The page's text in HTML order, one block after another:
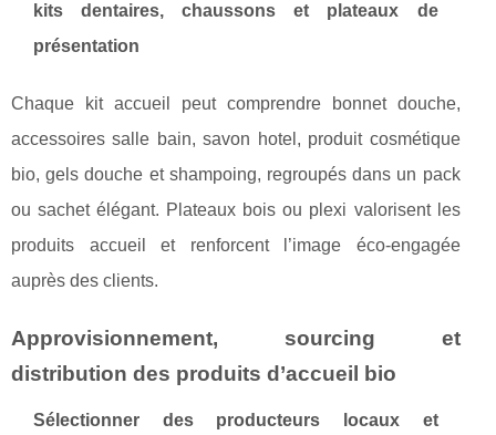
kits dentaires, chaussons et plateaux de
présentation
Chaque kit accueil peut comprendre bonnet douche,
accessoires salle bain, savon hotel, produit cosmétique
bio, gels douche et shampoing, regroupés dans un pack
ou sachet élégant. Plateaux bois ou plexi valorisent les
produits accueil et renforcent l’image éco-engagée
auprès des clients.
Approvisionnement, sourcing et
distribution des produits d’accueil bio
Sélectionner des producteurs locaux et